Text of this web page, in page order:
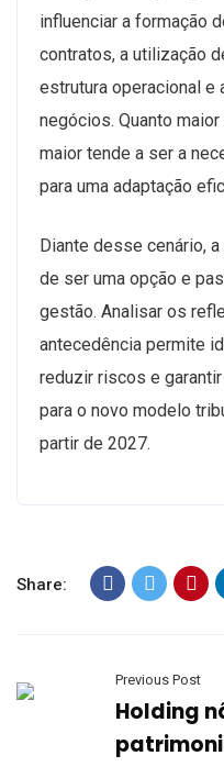
influenciar a formação
contratos, a utilização
estrutura operacional
negócios. Quanto
maior tende a ser a
para uma adaptação
Diante desse cenário,
de ser uma opção e
gestão. Analisar os
antecedência permite
reduzir riscos e
para o novo modelo
partir de 2027.
Share:
Previous Post
Holding